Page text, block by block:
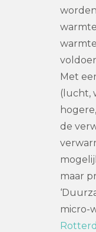
Met
(lucht,
de
maar
micro-